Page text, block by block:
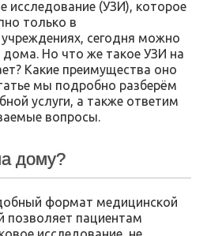
исследование (УЗИ), которое
только в
сегодня можно
дома. Но что же такое УЗИ на
Какие преимущества оно
мы подробно разберём
услуги, а также ответим
вопросы.
дому?
формат медицинской
позволяет пациентам